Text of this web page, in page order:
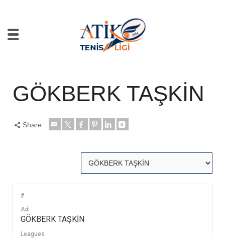
GÖKBERK TAŞKİN
Share
#
Ad
GÖKBERK TAŞKİN
Leagues